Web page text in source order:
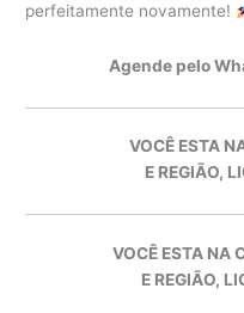
perfeitamente novamente!
Agende pelo
VOCÊ ESTA
E REGIÃO,
VOCÊ ESTA NA
E REGIÃO,